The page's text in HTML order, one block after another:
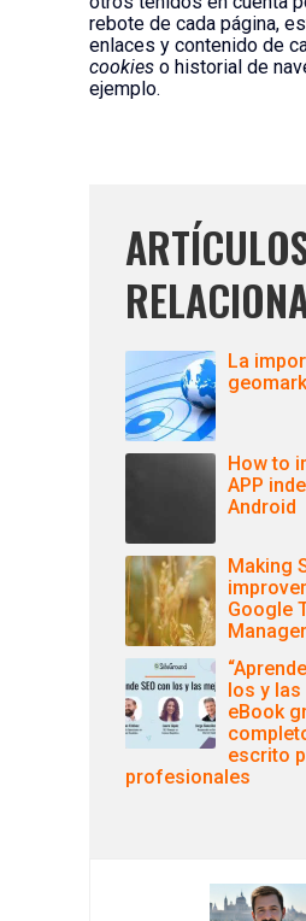
rebote de cada página,
enlaces y contenido de
cookies o historial de
ejemplo.
La
How to
APP
Android
Making
Google
Manager
los y las
eBook
escrito
profesionales